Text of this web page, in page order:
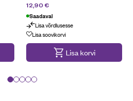
12,90€
Saadaval
Lisa võrdlusesse
Lisa soovikorvi
Lisa korvi